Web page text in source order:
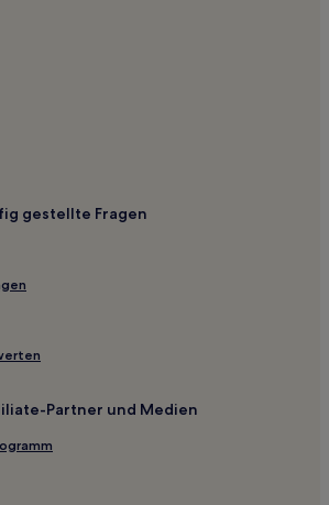
Garten der Aromen
Hotels
Museum
Shiyan
Höhle
gestellte Fragen
Partner und Medien